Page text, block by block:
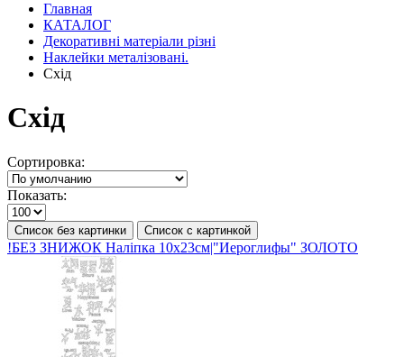
Главная
КАТАЛОГ
Декоративні матеріали різні
Наклейки металізовані.
Схід
Схід
Сортировка:
Показать:
Список без картинки Список с картинкой
!БЕЗ ЗНИЖОК Наліпка 10х23см|"Иероглифы" ЗОЛОТО